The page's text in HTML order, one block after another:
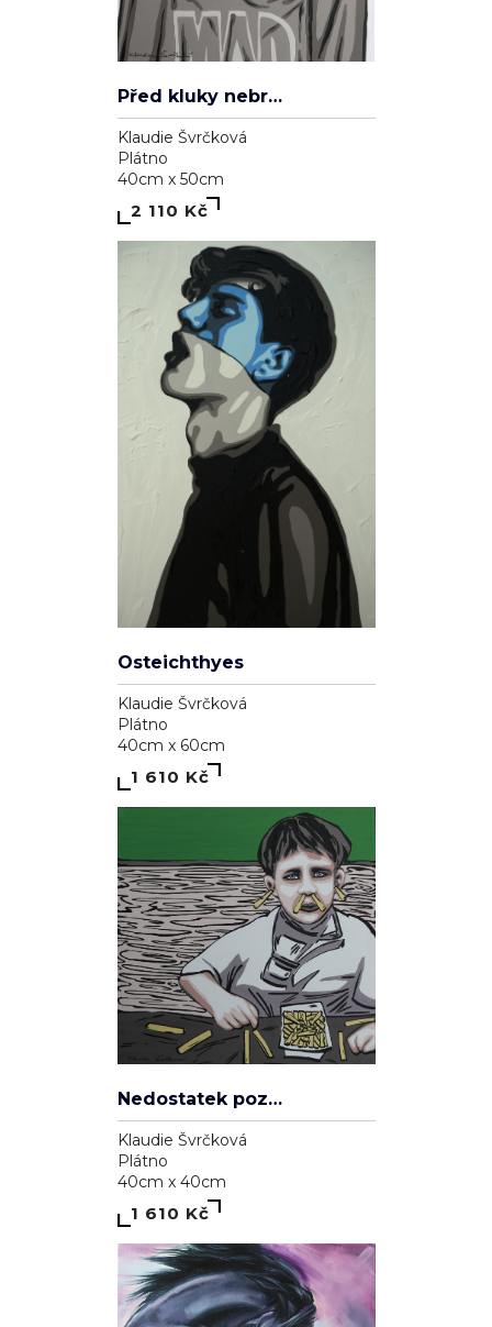
Před kluky nebrečím
Klaudie Švrčková
Plátno
40cm x 50cm
2 110 Kč
Osteichthyes
Klaudie Švrčková
Plátno
40cm x 60cm
1 610 Kč
Nedostatek pozornosti
Klaudie Švrčková
Plátno
40cm x 40cm
1 610 Kč